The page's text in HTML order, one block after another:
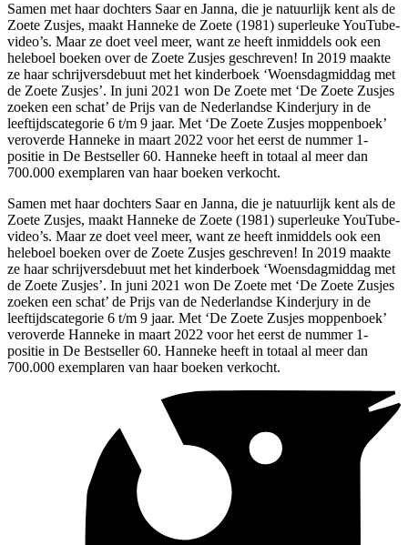
Samen met haar dochters Saar en Janna, die je natuurlijk kent als de
Zoete Zusjes, maakt Hanneke de Zoete (1981) superleuke YouTube-
video’s. Maar ze doet veel meer, want ze heeft inmiddels ook een
heleboel boeken over de Zoete Zusjes geschreven! In 2019 maakte
ze haar schrijversdebuut met het kinderboek ‘Woensdagmiddag met
de Zoete Zusjes’. In juni 2021 won De Zoete met ‘De Zoete Zusjes
zoeken een schat’ de Prijs van de Nederlandse Kinderjury in de
leeftijdscategorie 6 t/m 9 jaar. Met ‘De Zoete Zusjes moppenboek’
veroverde Hanneke in maart 2022 voor het eerst de nummer 1-
positie in De Bestseller 60. Hanneke heeft in totaal al meer dan
700.000 exemplaren van haar boeken verkocht.
Samen met haar dochters Saar en Janna, die je natuurlijk kent als de
Zoete Zusjes, maakt Hanneke de Zoete (1981) superleuke YouTube-
video’s. Maar ze doet veel meer, want ze heeft inmiddels ook een
heleboel boeken over de Zoete Zusjes geschreven! In 2019 maakte
ze haar schrijversdebuut met het kinderboek ‘Woensdagmiddag met
de Zoete Zusjes’. In juni 2021 won De Zoete met ‘De Zoete Zusjes
zoeken een schat’ de Prijs van de Nederlandse Kinderjury in de
leeftijdscategorie 6 t/m 9 jaar. Met ‘De Zoete Zusjes moppenboek’
veroverde Hanneke in maart 2022 voor het eerst de nummer 1-
positie in De Bestseller 60. Hanneke heeft in totaal al meer dan
700.000 exemplaren van haar boeken verkocht.